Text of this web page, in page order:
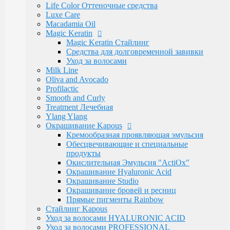
Электротовары
Восконагреватели для депиляции
SELECTIVE PROFESSIONAL
Теги
memo Бальзам Бустер Воск
Для бороды Для мужчин Дозатор
Краски для
Крем после бритья Лак для волос
спрей
Лосьон Маска
Косметика Обесцвечивающий порошок
Эмульсия Паста для волос
маска
Укладка волос Флюид
волос
духи духимарфа защита волос
волос
концентрированныйпарфюм
волос
маска для волос мусс для
мыло парфюм парфюмерия парфюмернаявода
парфюмерия сильная фиксация спрей для волос
сыворотка термозащита фейдинг шампунь
фиксация
Бренды
Kapous Professional
Estel Professional
Matrix
Ollin Professional
Londa Professional
Life Color Оттеночные средства
Luxe Care
Macadamia Oil
Magic Keratin
Magic Keratin Стайлинг
Средства для долговременной завивки
Уход за волосами
Milk Line
Oliva and Avocado
Profilactic
Smooth and Curly
Treatment Лечебная
Ylang Ylang
Окрашивание Kapous
Кремообразная проявляющая эмульсия
Обесцвечивающие и специальные
продукты
Окислительная Эмульсия "ActiOx"
Окрашивание Hyaluronic Acid
Окрашивание Studio
Окрашивание бровей и ресниц
Прямые пигменты Rainbow
Стайлинг Kapous
Уход за волосами HYALURONIC ACID
Уход за волосами PROFESSIONAL